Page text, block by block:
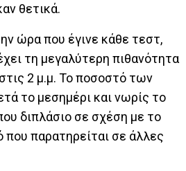
θετικά.
ώρα που έγινε κάθε τεστ,
τη μεγαλύτερη πιθανότητα
2 μ.μ. Το ποσοστό των
το μεσημέρι και νωρίς το
διπλάσιο σε σχέση με το
παρατηρείται σε άλλες